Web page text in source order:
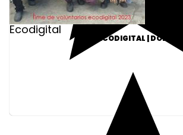
Ecodigital
ONG ECODIGITAL | DOE R$20